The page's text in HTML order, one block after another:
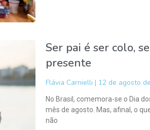
Ser pai é ser colo,
presente
Flávia Carnielli 12 de agosto
No Brasil, comemora-se o Dia
mês de agosto. Mas, afinal, o
não